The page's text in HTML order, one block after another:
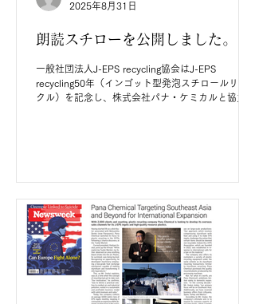
朗読スチローを公開しました。
一般社団法人J-EPS recycling協会はJ-EPS
recycling50年（インゴット型発泡スチロールリサイ
クル）を記念し、株式会社パナ・ケミカルと協力し
2025年8月31日